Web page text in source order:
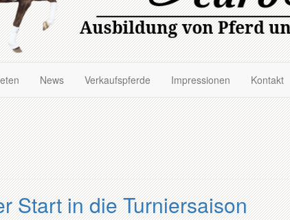
News Verkaufspferde Impressionen Kontakt
Start in die Turniersaison